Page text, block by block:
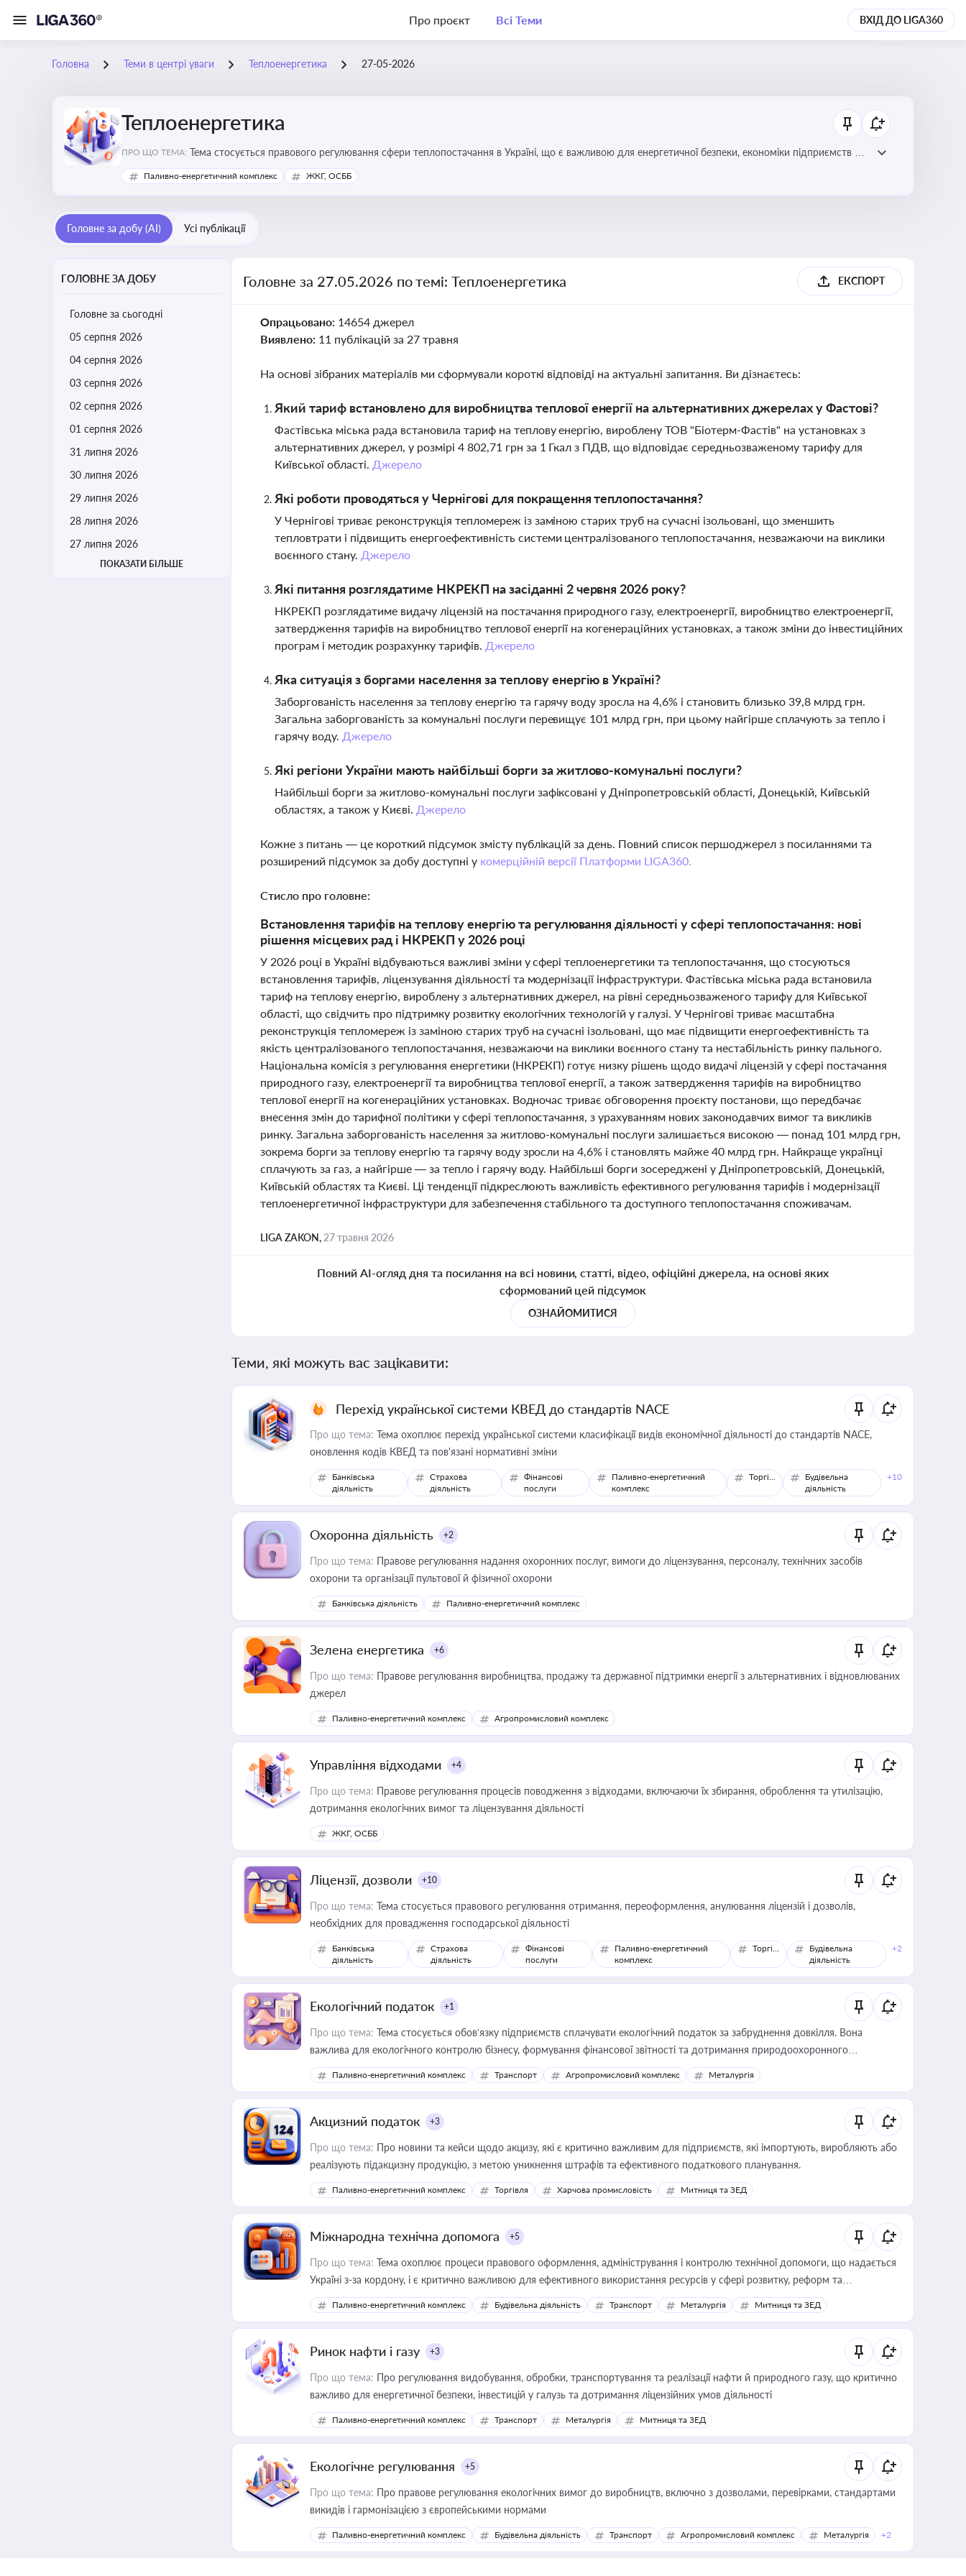
Про проєкт Всі Теми ВХІД ДО LIGA360
Головна Теми в центрі уваги Теплоенергетика 27-05-2026
Теплоенергетика
ПРО ЩО ТЕМА: Тема стосується правового регулювання сфери теплопостачання в Україні, що є важливою для енергетичної безпеки, економіки підприємств та
дотримання законодавчих вимог у сфері комунальних послуг
Паливно-енергетичний комплекс ЖКГ, ОСББ
Головне за добу (AI) Усі публікації
ГОЛОВНЕ ЗА ДОБУ
Головне за сьогодні
05 серпня 2026
04 серпня 2026
03 серпня 2026
02 серпня 2026
01 серпня 2026
31 липня 2026
30 липня 2026
29 липня 2026
28 липня 2026
27 липня 2026
ПОКАЗАТИ БІЛЬШЕ
Головне за 27.05.2026 по темі: Теплоенергетика ЕКСПОРТ
Опрацьовано: 14654 джерел
Виявлено: 11 публікацій за 27 травня
На основі зібраних матеріалів ми сформували короткі відповіді на актуальні запитання. Ви дізнаєтесь:
Який тариф встановлено для виробництва теплової енергії на альтернативних джерелах у Фастові?
Фастівська міська рада встановила тариф на теплову енергію, вироблену ТОВ "Біотерм-Фастів" на установках з
альтернативних джерел, у розмірі 4 802,71 грн за 1 Гкал з ПДВ, що відповідає середньозваженому тарифу для
Київської області. Джерело
Які роботи проводяться у Чернігові для покращення теплопостачання?
У Чернігові триває реконструкція тепломереж із заміною старих труб на сучасні ізольовані, що зменшить
тепловтрати і підвищить енергоефективність системи централізованого теплопостачання, незважаючи на виклики
воєнного стану. Джерело
Які питання розглядатиме НКРЕКП на засіданні 2 червня 2026 року?
НКРЕКП розглядатиме видачу ліцензій на постачання природного газу, електроенергії, виробництво електроенергії,
затвердження тарифів на виробництво теплової енергії на когенераційних установках, а також зміни до інвестиційних
програм і методик розрахунку тарифів. Джерело
Яка ситуація з боргами населення за теплову енергію в Україні?
Заборгованість населення за теплову енергію та гарячу воду зросла на 4,6% і становить близько 39,8 млрд грн.
Загальна заборгованість за комунальні послуги перевищує 101 млрд грн, при цьому найгірше сплачують за тепло і
гарячу воду. Джерело
Які регіони України мають найбільші борги за житлово-комунальні послуги?
Найбільші борги за житлово-комунальні послуги зафіксовані у Дніпропетровській області, Донецькій, Київській
областях, а також у Києві. Джерело
Кожне з питань — це короткий підсумок змісту публікацій за день. Повний список першоджерел з посиланнями та
розширений підсумок за добу доступні у комерційній версії Платформи LIGA360.
Стисло про головне:
Встановлення тарифів на теплову енергію та регулювання діяльності у сфері теплопостачання: нові
рішення місцевих рад і НКРЕКП у 2026 році
У 2026 році в Україні відбуваються важливі зміни у сфері теплоенергетики та теплопостачання, що стосуються
встановлення тарифів, ліцензування діяльності та модернізації інфраструктури. Фастівська міська рада встановила
тариф на теплову енергію, вироблену з альтернативних джерел, на рівні середньозваженого тарифу для Київської
області, що свідчить про підтримку розвитку екологічних технологій у галузі. У Чернігові триває масштабна
реконструкція тепломереж із заміною старих труб на сучасні ізольовані, що має підвищити енергоефективність та
якість централізованого теплопостачання, незважаючи на виклики воєнного стану та нестабільність ринку пального.
Національна комісія з регулювання енергетики (НКРЕКП) готує низку рішень щодо видачі ліцензій у сфері постачання
природного газу, електроенергії та виробництва теплової енергії, а також затвердження тарифів на виробництво
теплової енергії на когенераційних установках. Водночас триває обговорення проєкту постанови, що передбачає
внесення змін до тарифної політики у сфері теплопостачання, з урахуванням нових законодавчих вимог та викликів
ринку. Загальна заборгованість населення за житлово-комунальні послуги залишається високою — понад 101 млрд грн,
зокрема борги за теплову енергію та гарячу воду зросли на 4,6% і становлять майже 40 млрд грн. Найкраще українці
сплачують за газ, а найгірше — за тепло і гарячу воду. Найбільші борги зосереджені у Дніпропетровській, Донецькій,
Київській областях та Києві. Ці тенденції підкреслюють важливість ефективного регулювання тарифів і модернізації
теплоенергетичної інфраструктури для забезпечення стабільного та доступного теплопостачання споживачам.
LIGA ZAKON, 27 травня 2026
Повний AI-огляд дня та посилання на всі новини, статті, відео, офіційні джерела, на основі яких
сформований цей підсумок
ОЗНАЙОМИТИСЯ
Теми, які можуть вас зацікавити:
Перехід української системи КВЕД до стандартів NACE
Про що тема: Тема охоплює перехід української системи класифікації видів економічної діяльності до стандартів NACE,
оновлення кодів КВЕД та пов'язані нормативні зміни
Банківська
діяльність
Страхова
діяльність
Фінансові
послуги
Паливно-енергетичний
комплекс
Торгівля
Будівельна
діяльність
+10
Охоронна діяльність +2
Про що тема: Правове регулювання надання охоронних послуг, вимоги до ліцензування, персоналу, технічних засобів
охорони та організації пультової й фізичної охорони
Банківська діяльність Паливно-енергетичний комплекс
Зелена енергетика +6
Про що тема: Правове регулювання виробництва, продажу та державної підтримки енергії з альтернативних і відновлюваних
джерел
Паливно-енергетичний комплекс Агропромисловий комплекс
Управління відходами +4
Про що тема: Правове регулювання процесів поводження з відходами, включаючи їх збирання, оброблення та утилізацію,
дотримання екологічних вимог та ліцензування діяльності
ЖКГ, ОСББ
Ліцензії, дозволи +10
Про що тема: Тема стосується правового регулювання отримання, переоформлення, анулювання ліцензій і дозволів,
необхідних для провадження господарської діяльності
Банківська
діяльність
Страхова
діяльність
Фінансові
послуги
Паливно-енергетичний
комплекс
Торгівля
Будівельна
діяльність
+2
Екологічний податок +1
Про що тема: Тема стосується обов’язку підприємств сплачувати екологічний податок за забруднення довкілля. Вона
важлива для екологічного контролю бізнесу, формування фінансової звітності та дотримання природоохоронного
законодавства
Паливно-енергетичний комплекс Транспорт Агропромисловий комплекс Металургія
Акцизний податок +3
Про що тема: Про новини та кейси щодо акцизу, які є критично важливим для підприємств, які імпортують, виробляють або
реалізують підакцизну продукцію, з метою уникнення штрафів та ефективного податкового планування.
Паливно-енергетичний комплекс Торгівля Харчова промисловість Митниця та ЗЕД
Міжнародна технічна допомога +5
Про що тема: Тема охоплює процеси правового оформлення, адміністрування і контролю технічної допомоги, що надається
Україні з-за кордону, і є критично важливою для ефективного використання ресурсів у сфері розвитку, реформ та
інфраструктурних проєктів
Паливно-енергетичний комплекс Будівельна діяльність Транспорт Металургія Митниця та ЗЕД
Ринок нафти і газу +3
Про що тема: Про регулювання видобування, обробки, транспортування та реалізації нафти й природного газу, що критично
важливо для енергетичної безпеки, інвестицій у галузь та дотримання ліцензійних умов діяльності
Паливно-енергетичний комплекс Транспорт Металургія Митниця та ЗЕД
Екологічне регулювання +5
Про що тема: Про правове регулювання екологічних вимог до виробництв, включно з дозволами, перевірками, стандартами
викидів і гармонізацією з європейськими нормами
Паливно-енергетичний комплекс Будівельна діяльність Транспорт Агропромисловий комплекс Металургія +2